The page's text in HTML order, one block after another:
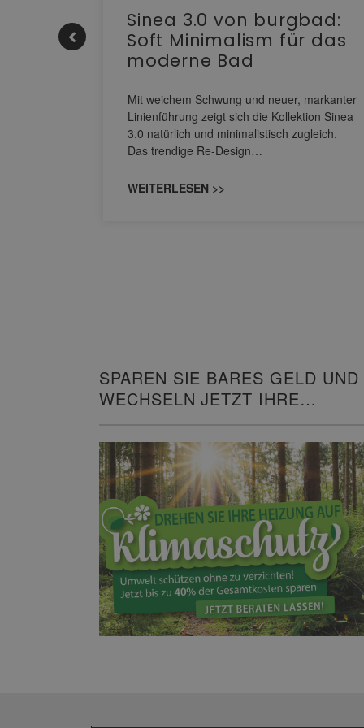
Sinea 3.0 von burgbad:
Soft Minimalism für das
moderne Bad
Mit weichem Schwung und neuer, markanter
Linienführung zeigt sich die Kollektion Sinea
3.0 natürlich und minimalistisch zugleich.
Das trendige Re-Design…
WEITERLESEN >>
SPAREN SIE BARES GELD UND
WECHSELN JETZT IHRE